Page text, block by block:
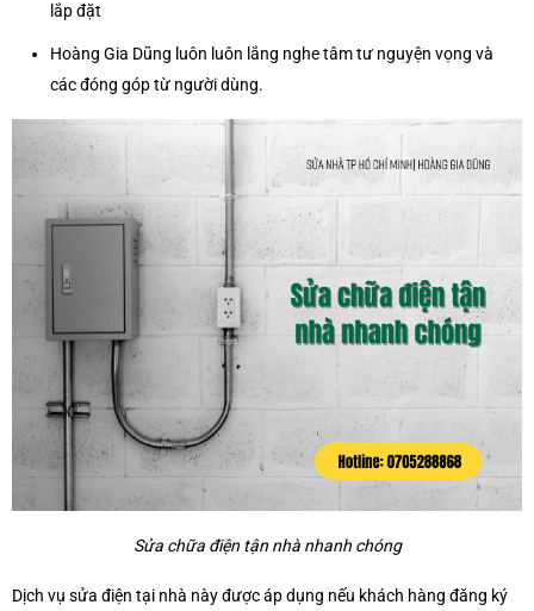
lắp đặt
Hoàng Gia Dũng luôn luôn lắng nghe tâm tư nguyện vọng và
các đóng góp từ người dùng.
Sửa chữa điện tận nhà nhanh chóng
Dịch vụ sửa điện tại nhà này được áp dụng nếu khách hàng đăng ký